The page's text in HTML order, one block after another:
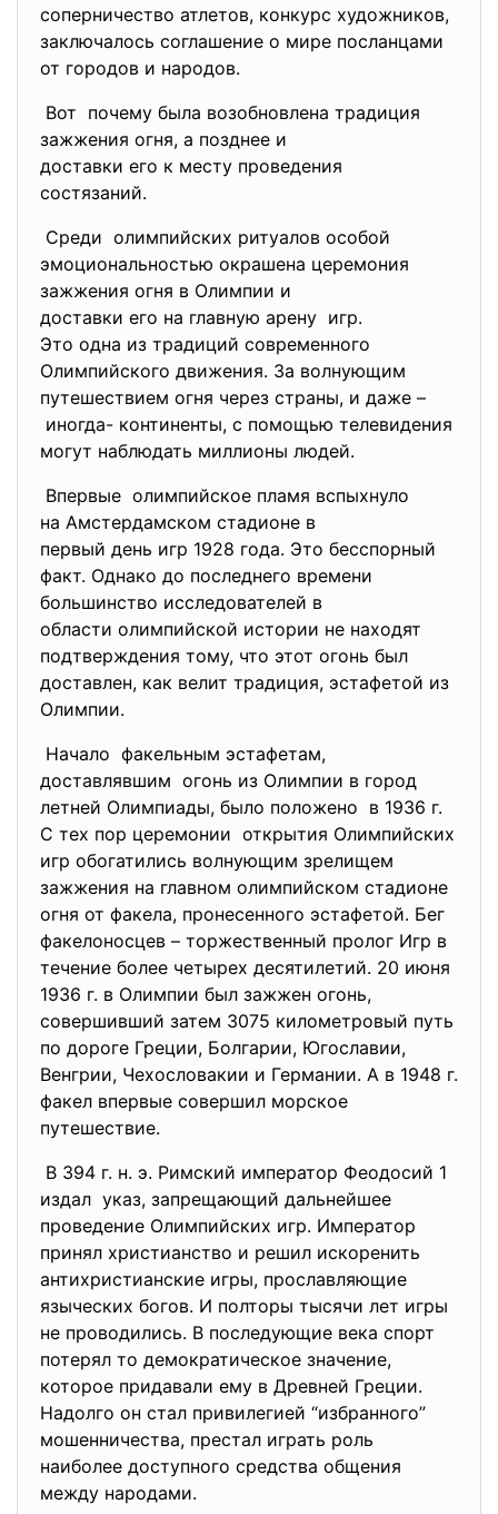
соперничество атлетов, конкурс художников,
заключалось соглашение о мире посланцами
от городов и народов.
Вот почему была возобновлена традиция
зажжения огня, а позднее и
доставки его к месту проведения
состязаний.
Среди олимпийских ритуалов особой
эмоциональностью окрашена церемония
зажжения огня в Олимпии и
доставки его на главную арену игр.
Это одна из традиций современного
Олимпийского движения. За волнующим
путешествием огня через страны, и даже –
иногда- континенты, с помощью телевидения
могут наблюдать миллионы людей.
Впервые олимпийское пламя вспыхнуло
на Амстердамском стадионе в
первый день игр 1928 года. Это бесспорный
факт. Однако до последнего времени
большинство исследователей в
области олимпийской истории не находят
подтверждения тому, что этот огонь был
доставлен, как велит традиция, эстафетой из
Олимпии.
Начало факельным эстафетам,
доставлявшим огонь из Олимпии в город
летней Олимпиады, было положено в 1936 г.
С тех пор церемонии открытия Олимпийских
игр обогатились волнующим зрелищем
зажжения на главном олимпийском стадионе
огня от факела, пронесенного эстафетой. Бег
факелоносцев – торжественный пролог Игр в
течение более четырех десятилетий. 20 июня
1936 г. в Олимпии был зажжен огонь,
совершивший затем 3075 километровый путь
по дороге Греции, Болгарии, Югославии,
Венгрии, Чехословакии и Германии. А в 1948 г.
факел впервые совершил морское
путешествие.
В 394 г. н. э. Римский император Феодосий 1
издал указ, запрещающий дальнейшее
проведение Олимпийских игр. Император
принял христианство и решил искоренить
антихристианские игры, прославляющие
языческих богов. И полторы тысячи лет игры
не проводились. В последующие века спорт
потерял то демократическое значение,
которое придавали ему в Древней Греции.
Надолго он стал привилегией “избранного”
мошенничества, престал играть роль
наиболее доступного средства общения
между народами.